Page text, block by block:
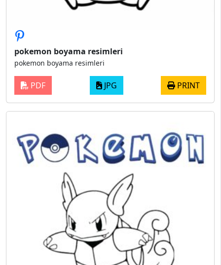
pokemon boyama resimleri
pokemon boyama resimleri
PDF JPG PRINT